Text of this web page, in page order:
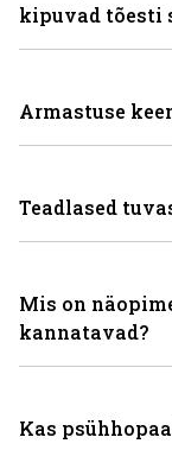
kipuvad tõesti
Armastuse
Teadlased
Mis on
kannatavad?
Kas